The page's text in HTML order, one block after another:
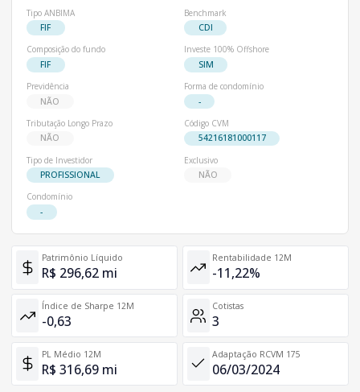
Tipo ANBIMA
FIF
Benchmark
CDI
Composição do fundo
FIF
Investe 100% Offshore
SIM
Previdência
NÃO
Forma de condomínio
-
Tributação Longo Prazo
NÃO
Código CVM
54216181000117
Tipo de Investidor
PROFISSIONAL
Exclusivo
NÃO
Condomínio
-
Patrimônio Líquido
R$ 296,62 mi
Rentabilidade 12M
-11,22%
Índice de Sharpe 12M
-0,63
Cotistas
3
PL Médio 12M
R$ 316,69 mi
Adaptação RCVM 175
06/03/2024